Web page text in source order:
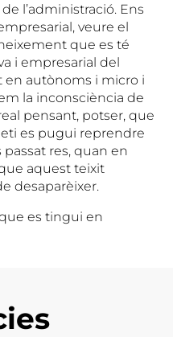
l’administració. Ens
veure el
que es té
i empresarial del
en autònoms i micro i
la inconsciència de
pensant, potser, que
es pugui reprendre
res, quan en
aquest teixit
desaparèixer.
es tingui en